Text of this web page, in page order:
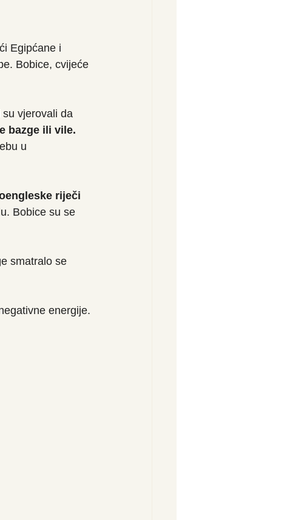
Egipćane i
Bobice, cvijeće
vjerovali da
bazge ili vile.
u
riječi
Bobice su se
smatralo se
energije.